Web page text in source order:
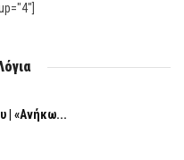
| «Ανήκω...